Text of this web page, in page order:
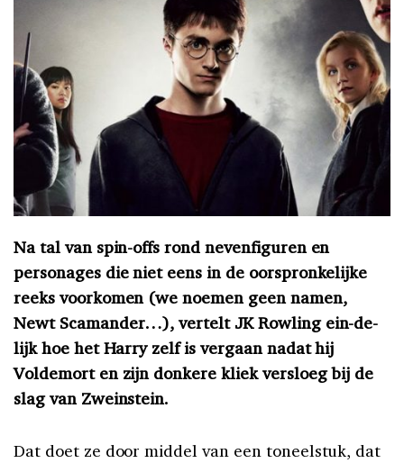
Na tal van spin-offs rond nevenfiguren en
personages die niet eens in de oorspronkelijke
reeks voorkomen (we noemen geen namen,
Newt Scamander…), vertelt JK Rowling ein-de-
lijk hoe het Harry zelf is vergaan nadat hij
Voldemort en zijn donkere kliek versloeg bij de
slag van Zweinstein.
Dat doet ze door middel van een toneelstuk, dat